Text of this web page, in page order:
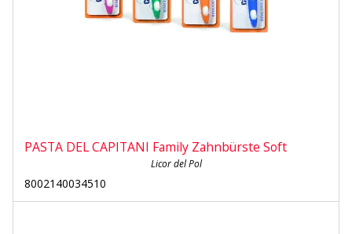
PASTA DEL CAPITANI Family Zahnbürste Soft
Licor del Pol
8002140034510